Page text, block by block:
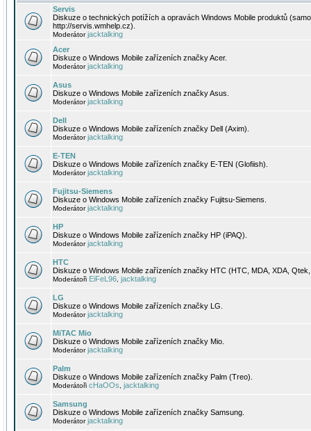
Servis
Diskuze o technických potížích a opravách Windows Mobile produktů
http://servis.wmhelp.cz).
Moderátorjacktalking
Acer
Diskuze o Windows Mobile zařízeních značky Acer.
Moderátorjacktalking
Asus
Diskuze o Windows Mobile zařízeních značky Asus.
Moderátorjacktalking
Dell
Diskuze o Windows Mobile zařízeních značky Dell (Axim).
Moderátorjacktalking
E-TEN
Diskuze o Windows Mobile zařízeních značky E-TEN (Glofiish).
Moderátorjacktalking
Fujitsu-Siemens
Diskuze o Windows Mobile zařízeních značky Fujitsu-Siemens.
Moderátorjacktalking
HP
Diskuze o Windows Mobile zařízeních značky HP (iPAQ).
Moderátorjacktalking
HTC
Diskuze o Windows Mobile zařízeních značky HTC (HTC, MDA, XDA,
Moderátoři EiFeL96 jacktalking
LG
Diskuze o Windows Mobile zařízeních značky LG.
Moderátorjacktalking
MiTAC Mio
Diskuze o Windows Mobile zařízeních značky Mio.
Moderátorjacktalking
Palm
Diskuze o Windows Mobile zařízeních značky Palm (Treo).
Moderátoři cHaOOs jacktalking
Samsung
Diskuze o Windows Mobile zařízeních značky Samsung.
Moderátorjacktalking